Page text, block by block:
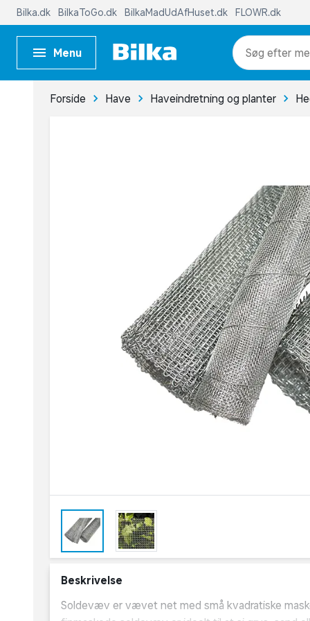
Bilka.dk BilkaToGo.dk BilkaMadUdAfHuset.dk FLOWR.dk
Menu
Forside Have Haveindretning og planter
Beskrivelse
Soldevæv er vævet net med små kvadratiske